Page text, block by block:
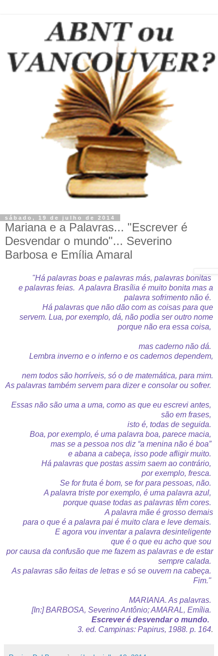
sábado, 19 de julho de 2014
Mariana e a Palavras... "Escrever é
Desvendar o mundo"... Severino
Barbosa e Emília Amaral
"Há palavras boas e palavras más, palavras bonitas
e palavras feias. A palavra Brasília é muito bonita mas a
palavra sofrimento não é.
Há palavras que não dão com as coisas para que
servem. Lua, por exemplo, dá, não podia ser outro nome
porque não era essa coisa,
mas caderno não dá.
Lembra inverno e o inferno e os cadernos dependem,
nem todos são horríveis, só o de matemática, para mim.
As palavras também servem para dizer e consolar ou sofrer.
Essas não são uma a uma, como as que eu escrevi antes,
são em frases,
isto é, todas de seguida.
Boa, por exemplo, é uma palavra boa, parece macia,
mas se a pessoa nos diz “a menina não é boa”
e abana a cabeça, isso pode afligir muito.
Há palavras que postas assim saem ao contrário,
por exemplo, fresca.
Se for fruta é bom, se for para pessoas, não.
A palavra triste por exemplo, é uma palavra azul,
porque quase todas as palavras têm cores.
A palavra mãe é grosso demais
para o que é a palavra pai é muito clara e leve demais.
E agora vou inventar a palavra desinteligente
que é o que eu acho que sou
por causa da confusão que me fazem as palavras e de estar
sempre calada.
As palavras são feitas de letras e só se ouvem na cabeça.
Fim."
MARIANA. As palavras.
[In:] BARBOSA, Severino Antônio; AMARAL, Emília.
Escrever é desvendar o mundo.
3. ed. Campinas: Papirus, 1988. p. 164.